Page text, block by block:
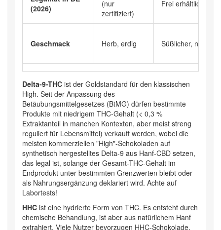
(2026)
(nur
zertifiziert)
Frei erhältlich
Geschmack Herb, erdig Süßlicher,
Delta-9-THC ist der Goldstandard für den klassischen
High. Seit der Anpassung des
Betäubungsmittelgesetzes (BtMG) dürfen bestimmte
Produkte mit niedrigem THC-Gehalt (< 0,3 %
Extraktanteil in manchen Kontexten, aber meist streng
reguliert für Lebensmittel) verkauft werden, wobei die
meisten kommerziellen "High"-Schokoladen auf
synthetisch hergestelltes Delta-9 aus Hanf-CBD setzen,
das legal ist, solange der Gesamt-THC-Gehalt im
Endprodukt unter bestimmten Grenzwerten bleibt oder
als Nahrungsergänzung deklariert wird. Achte auf
Labortests!
HHC ist eine hydrierte Form von THC. Es entsteht durch
chemische Behandlung, ist aber aus natürlichem Hanf
extrahiert. Viele Nutzer bevorzugen HHC-Schokolade,